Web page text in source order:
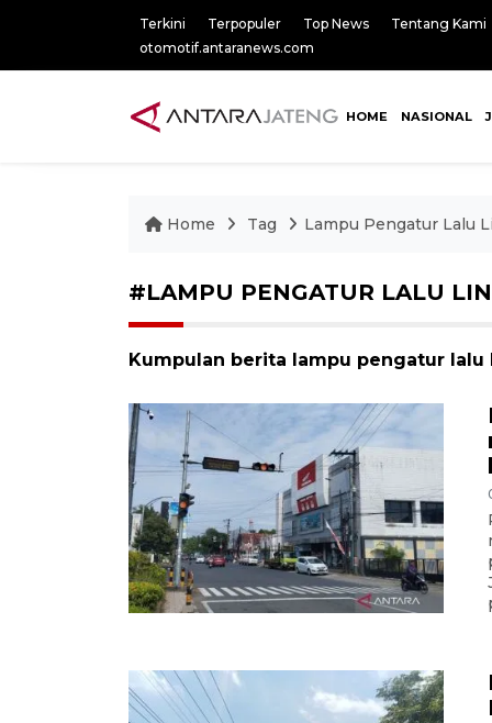
Terkini Terpopuler Top News
Tentang Kami
otomotif.antaranews.com
HOME NASIONAL
Home Tag Lampu Pengatur Lalu
#LAMPU PENGATUR LALU
Kumpulan berita lampu pengatur lalu